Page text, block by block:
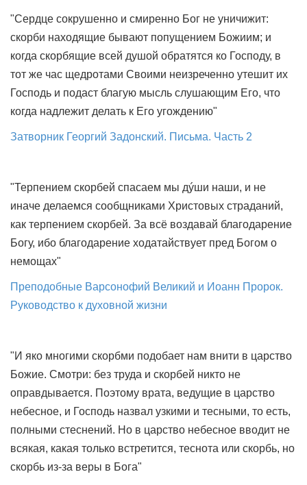
"Сердце сокрушенно и смиренно Бог не уничижит:
скорби находящие бывают попущением Божиим; и
когда скорбящие всей душой обратятся ко Господу, в
тот же час щедротами Своими неизреченно утешит их
Господь и подаст благую мысль слушающим Его, что
когда надлежит делать к Его угождению"
Затворник Георгий Задонский. Письма. Часть 2
"Терпением скорбей спасаем мы дýши наши, и не
иначе делаемся сообщниками Христовых страданий,
как терпением скорбей. За всё воздавай благодарение
Богу, ибо благодарение ходатайствует пред Богом о
немощах"
Преподобные Варсонофий Великий и Иоанн Пророк.
Руководство к духовной жизни
"И яко многими скорбми подобает нам внити в царство
Божие. Смотри: без труда и скорбей никто не
оправдывается. Поэтому врата, ведущие в царство
небесное, и Господь назвал узкими и тесными, то есть,
полными стеснений. Но в царство небесное вводит не
всякая, какая только встретится, теснота или скорбь, но
скорбь из-за веры в Бога"